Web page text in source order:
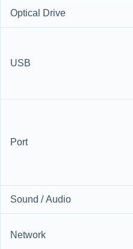
Optical Drive
USB
Port
Sound / Audio
Network